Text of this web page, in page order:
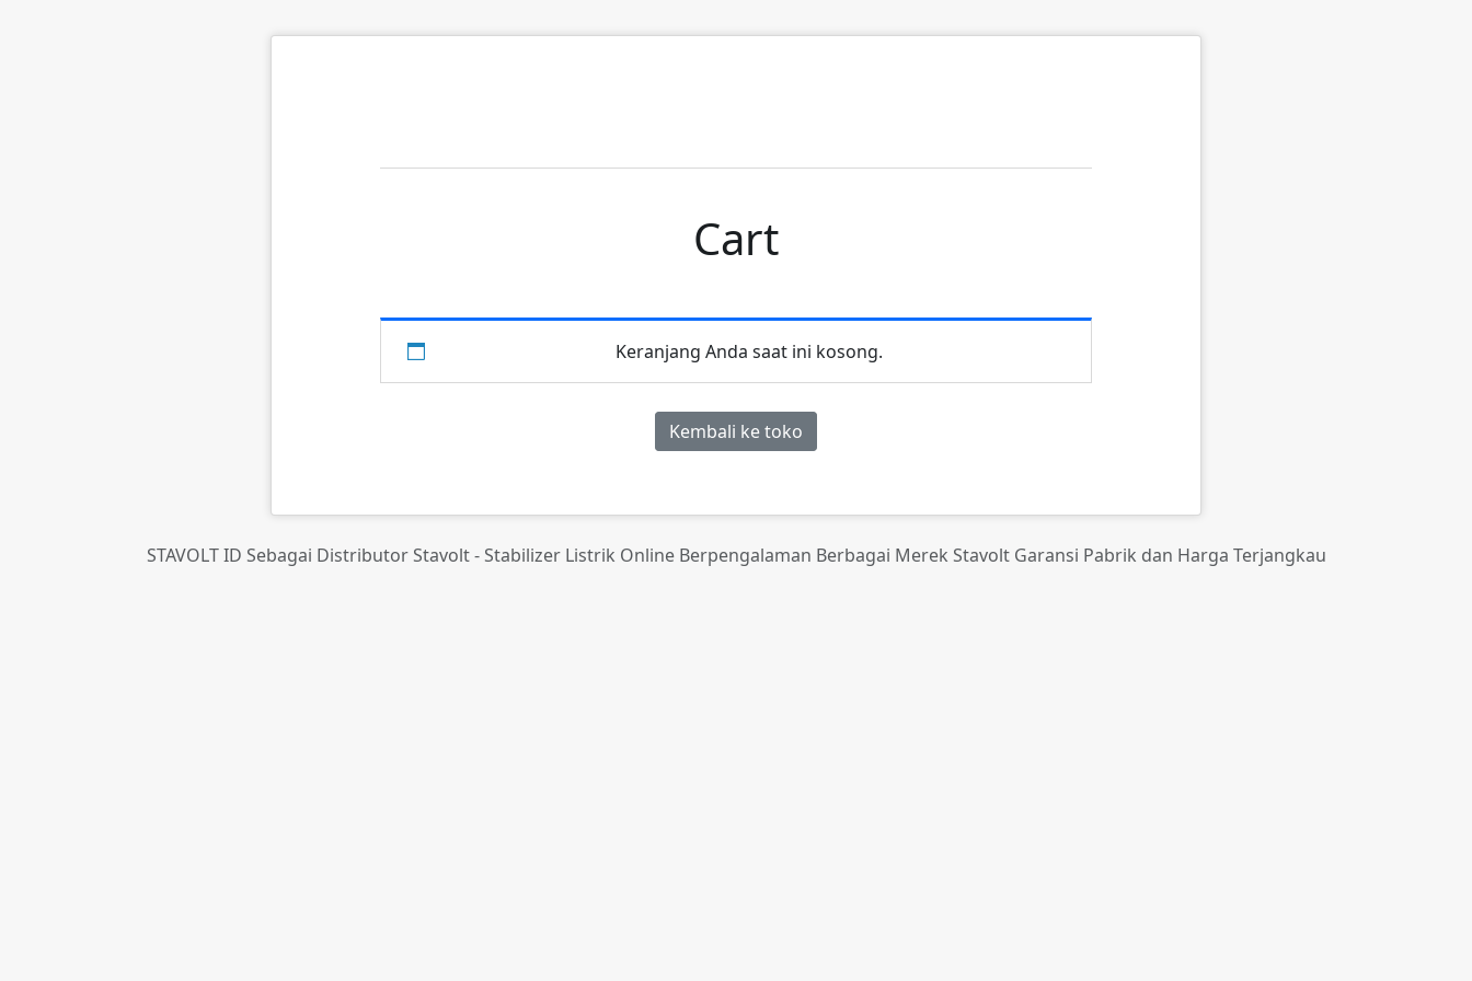
Cart
Keranjang Anda saat ini kosong.
Kembali ke toko
STAVOLT ID Sebagai Distributor Stavolt - Stabilizer Listrik Online Berpengalaman Berbagai Merek Stavolt Garansi Pabrik dan Harga Terjangkau